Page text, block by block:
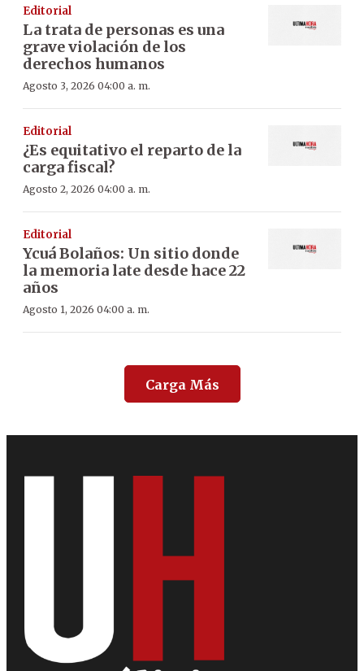
Editorial
La trata de personas es una
grave violación de los
derechos humanos
Agosto 3, 2026 04:00 a. m.
Editorial
¿Es equitativo el reparto de la
carga fiscal?
Agosto 2, 2026 04:00 a. m.
Editorial
Ycuá Bolaños: Un sitio donde
la memoria late desde hace 22
años
Agosto 1, 2026 04:00 a. m.
Carga Más